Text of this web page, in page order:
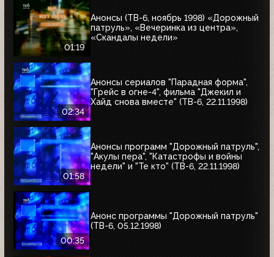
01:19
Анонсы (ТВ-6, ноябрь 1998) «Дорожный
патруль», «Вечеринка из центра»,
«Скандалы недели»
02:34
Анонсы сериалов "Парадная форма",
"Грейс в огне-4", фильма "Джекил и
Хайд снова вместе" (ТВ-6, 22.11.1998)
01:58
Анонсы программ "Дорожный патруль",
"Акулы пера", "Катастрофы и войны
недели" и "Те кто" (ТВ-6, 22.11.1998)
00:35
Анонс программы "Дорожный патруль"
(ТВ-6, 05.12.1998)